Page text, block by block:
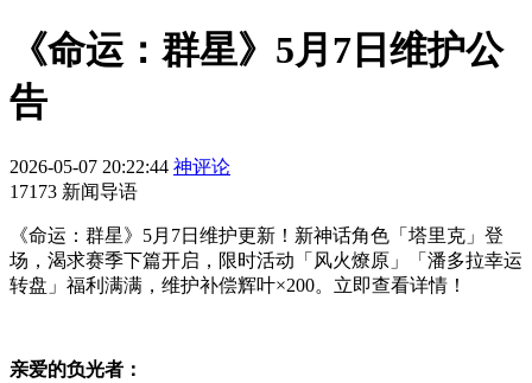
《命运：群星》5月7日维护公
告
2026-05-07 20:22:44 神评论
17173 新闻导语
《命运：群星》5月7日维护更新！新神话角色「塔里克」登
场，渴求赛季下篇开启，限时活动「风火燎原」「潘多拉幸运
转盘」福利满满，维护补偿辉叶×200。立即查看详情！
亲爱的负光者 ：